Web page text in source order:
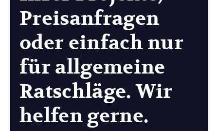
Preisanfragen
oder einfach nur
für allgemeine
Ratschläge. Wir
helfen gerne.